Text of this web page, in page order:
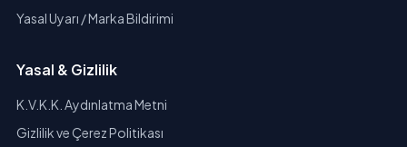
Yasal Uyarı / Marka Bildirimi
Yasal & Gizlilik
K.V.K.K. Aydınlatma Metni
Gizlilik ve Çerez Politikası